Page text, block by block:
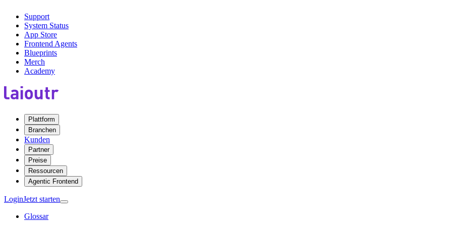
Support
System Status
App Store
Frontend Agents
Blueprints
Merch
Academy
Plattform
Branchen
Kunden
Partner
Preise
Ressourcen
Agentic Frontend
LoginJetzt starten
Glossar